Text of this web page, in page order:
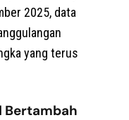
2025, data
yang terus
Bertambah